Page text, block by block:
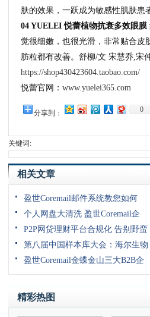
肤的效果，一跃成为敏感性肌肤患
04 YUELEI 悦蕾植物抗衰多效眼膜
觉很细嫩，也很光滑，非常贴合皮
肪粒都有改善。舒柳/文 宋慧乔,宋
https://shop430423604.taobao.com/
悦蕾官网： www.yuelei365.com
分享到： 0
关键词:
相关文章
盈世Coremail邮件系统教您如何
个人网盘大清洗 盈世Coremail企
P2P网贷理财平台合规化 告别野蛮
第八届中国样本库大会：海尔生物
盈世Coremail金蝶金山三大B2B企
精彩热图